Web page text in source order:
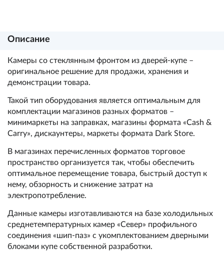
Описание
Камеры со стеклянным фронтом из дверей-купе –
оригинальное решение для продажи, хранения и
демонстрации товара.
Такой тип оборудования является оптимальным для
комплектации магазинов разных форматов –
минимаркеты на заправках, магазины формата «Cash &
Carry», дискаунтеры, маркеты формата Dark Store.
В магазинах перечисленных форматов торговое
пространство организуется так, чтобы обеспечить
оптимальное перемещение товара, быстрый доступ к
нему, обзорность и снижение затрат на
электропотребление.
Данные камеры изготавливаются на базе холодильных
среднетемпературных камер «Север» профильного
соединения «шип-паз» с укомплектованием дверными
блоками купе собственной разработки.